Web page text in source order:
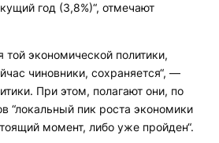
год (3,8%)“, отмечают
той экономической политики,
чиновники, сохраняется“, —
При этом, полагают они, по
“локальный пик роста экономики
момент, либо уже пройден“.